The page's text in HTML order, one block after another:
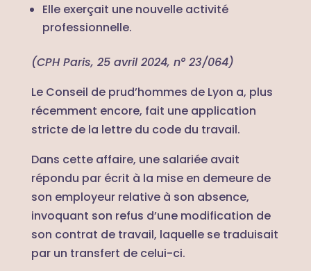
Elle exerçait une nouvelle activité
professionnelle.
(CPH Paris, 25 avril 2024, n° 23/064)
Le Conseil de prud’hommes de Lyon a, plus
récemment encore, fait une application
stricte de la lettre du code du travail.
Dans cette affaire, une salariée avait
répondu par écrit à la mise en demeure de
son employeur relative à son absence,
invoquant son refus d’une modification de
son contrat de travail, laquelle se traduisait
par un transfert de celui-ci.